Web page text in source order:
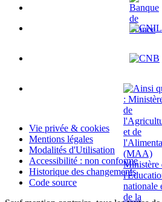
Vie privée & cookies
Mentions légales
Modalités d'Utilisation
Accessibilité : non conforme
Historique des changements
Code source